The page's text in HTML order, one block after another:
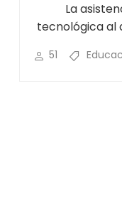
La
tecnológica al
51